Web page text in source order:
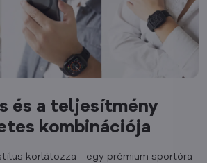
és a teljesítmény
kombinációja
korlátozza - egy prémium sportóra